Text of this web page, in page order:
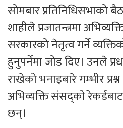
सोमबार प्रतिनिधिसभाको
शाहीले प्रजातन्त्रमा
सरकारको नेतृत्व गर्ने
हुनुपर्नेमा जोड दिए। उनले
राखेको भनाइबारे गम्भीर
अभिव्यक्ति संसद्को
छन्।